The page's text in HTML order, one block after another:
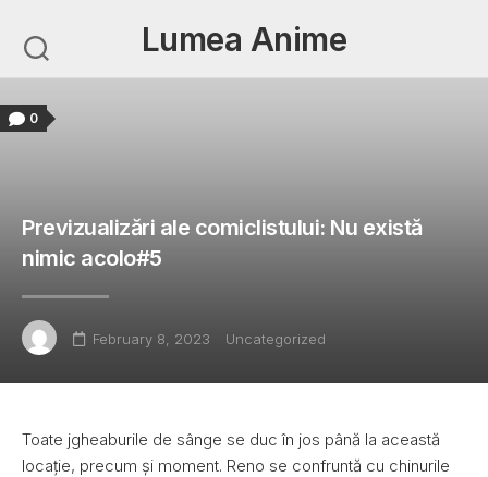
content
Lumea Anime
0
Previzualizări ale comiclistului: Nu există
nimic acolo#5
February 8, 2023 Uncategorized
Toate jgheaburile de sânge se duc în jos până la această
locație, precum și moment. Reno se confruntă cu chinurile